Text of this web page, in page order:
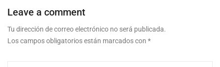
Leave a comment
Tu dirección de correo electrónico no será publicada.
Los campos obligatorios están marcados con *